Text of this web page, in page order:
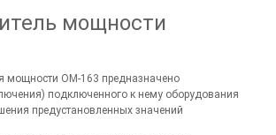
мощности
мощности ОМ-163 предназначено
подключенного к нему оборудования
предустановленных значений